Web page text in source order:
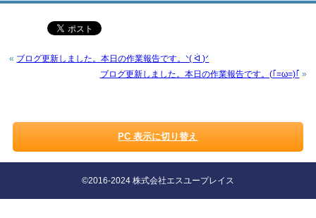
« ブログ更新しました。本日の作業報告です。ᐠ( ᐛ )ᐟ
ブログ更新しました。本日の作業報告です。(｢=ω=)｢ »
PC 表示に切り替え
©2016-2024 株式会社エスユープレイス